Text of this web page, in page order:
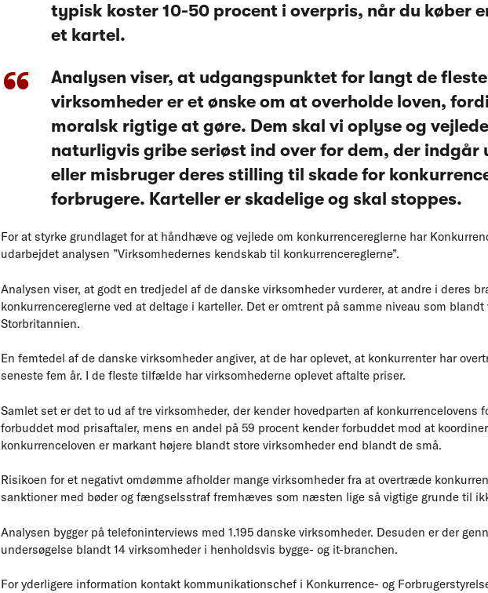
typisk koster 10-50 procent i overpris, når du køber
et kartel.
Analysen viser, at udgangspunktet for langt de
virksomheder er et ønske om at overholde loven,
moralsk rigtige at gøre. Dem skal vi oplyse og
naturligvis gribe seriøst ind over for dem, der
eller misbruger deres stilling til skade for
forbrugere. Karteller er skadelige og skal stoppes.
For at styrke grundlaget for at håndhæve og vejlede om konkurrencereglerne har
udarbejdet analysen ”Virksomhedernes kendskab til konkurrencereglerne”.
Analysen viser, at godt en tredjedel af de danske virksomheder vurderer, at andre i deres
konkurrencereglerne ved at deltage i karteller. Det er omtrent på samme niveau som
Storbritannien.
En femtedel af de danske virksomheder angiver, at de har oplevet, at konkurrenter har
seneste fem år. I de fleste tilfælde har virksomhederne oplevet aftalte priser.
Samlet set er det to ud af tre virksomheder, der kender hovedparten af konkurrencelovens
forbuddet mod prisaftaler, mens en andel på 59 procent kender forbuddet mod at
konkurrenceloven er markant højere blandt store virksomheder end blandt de små.
Risikoen for et negativt omdømme afholder mange virksomheder fra at overtræde
sanktioner med bøder og fængselsstraf fremhæves som næsten lige så vigtige grunde til
Analysen bygger på telefoninterviews med 1.195 danske virksomheder. Desuden er der
undersøgelse blandt 14 virksomheder i henholdsvis bygge- og it-branchen.
For yderligere information kontakt kommunikationschef i Konkurrence- og